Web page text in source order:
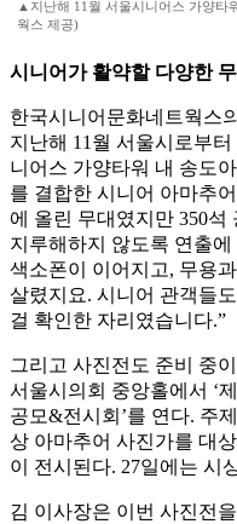
▲지난해 11월 서울시니어스 가양타
웍스 제공)
시니어가 활약할 다양한
한국시니어문화네트웍스
지난해 11월 서울시로부
니어스 가양타워 내 송도
를 결합한 시니어 아마추
에 올린 무대였지만 350석
지루해하지 않도록 연출
색소폰이 이어지고, 무용
살렸지요. 시니어 관객들
걸 확인한 자리였습니다.”
그리고 사진전도 준비 중
서울시의회 중앙홀에서 ‘
공모&전시회’를 연다. 주
상 아마추어 사진가를 대
이 전시된다. 27일에는 시
김 이사장은 이번 사진전